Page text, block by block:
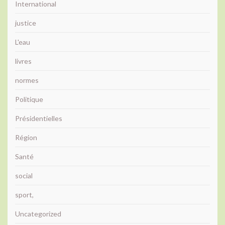
International
justice
L'eau
livres
normes
Politique
Présidentielles
Région
Santé
social
sport,
Uncategorized